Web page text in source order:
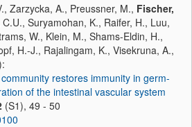
Zarzycka, A., Preussner, M., Fischer,
Suryamohan, K., Raifer, H., Luu,
W., Klein, M., Shams-Eldin, H.,
H.-J., Rajalingam, K., Visekruna, A.,
restores immunity in germ-
of the intestinal vascular system
(S1), 49 - 50